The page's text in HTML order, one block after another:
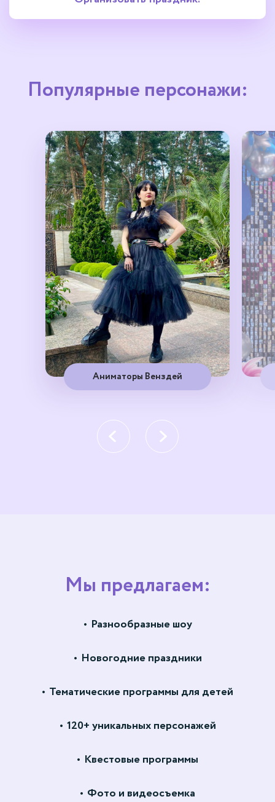
Популярные персонажи:
Аниматоры Венздей
Мы предлагаем:
Разнообразные шоу
Новогодние праздники
Тематические программы для детей
120+ уникальных персонажей
Квестовые программы
Фото и видеосъемка